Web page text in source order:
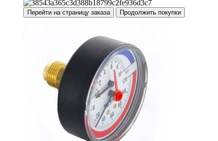
Перейти на страницу заказа Продолжить покупки